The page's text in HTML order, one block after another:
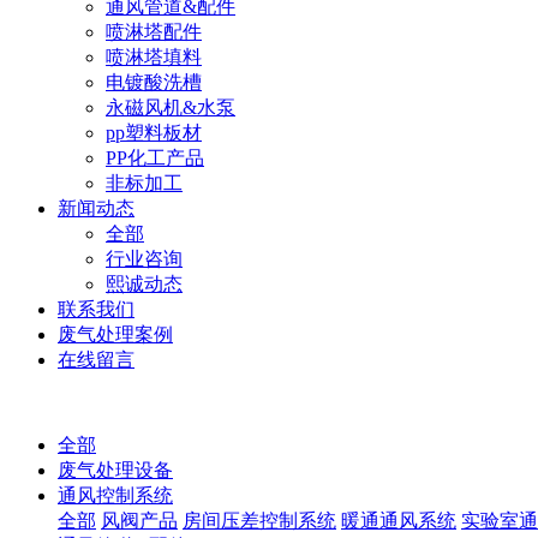
通风管道&配件
喷淋塔配件
喷淋塔填料
电镀酸洗槽
永磁风机&水泵
pp塑料板材
PP化工产品
非标加工
新闻动态
全部
行业咨询
熙诚动态
联系我们
废气处理案例
在线留言
全部
废气处理设备
通风控制系统
全部 风阀产品 房间压差控制系统 暖通通风系统 实验室